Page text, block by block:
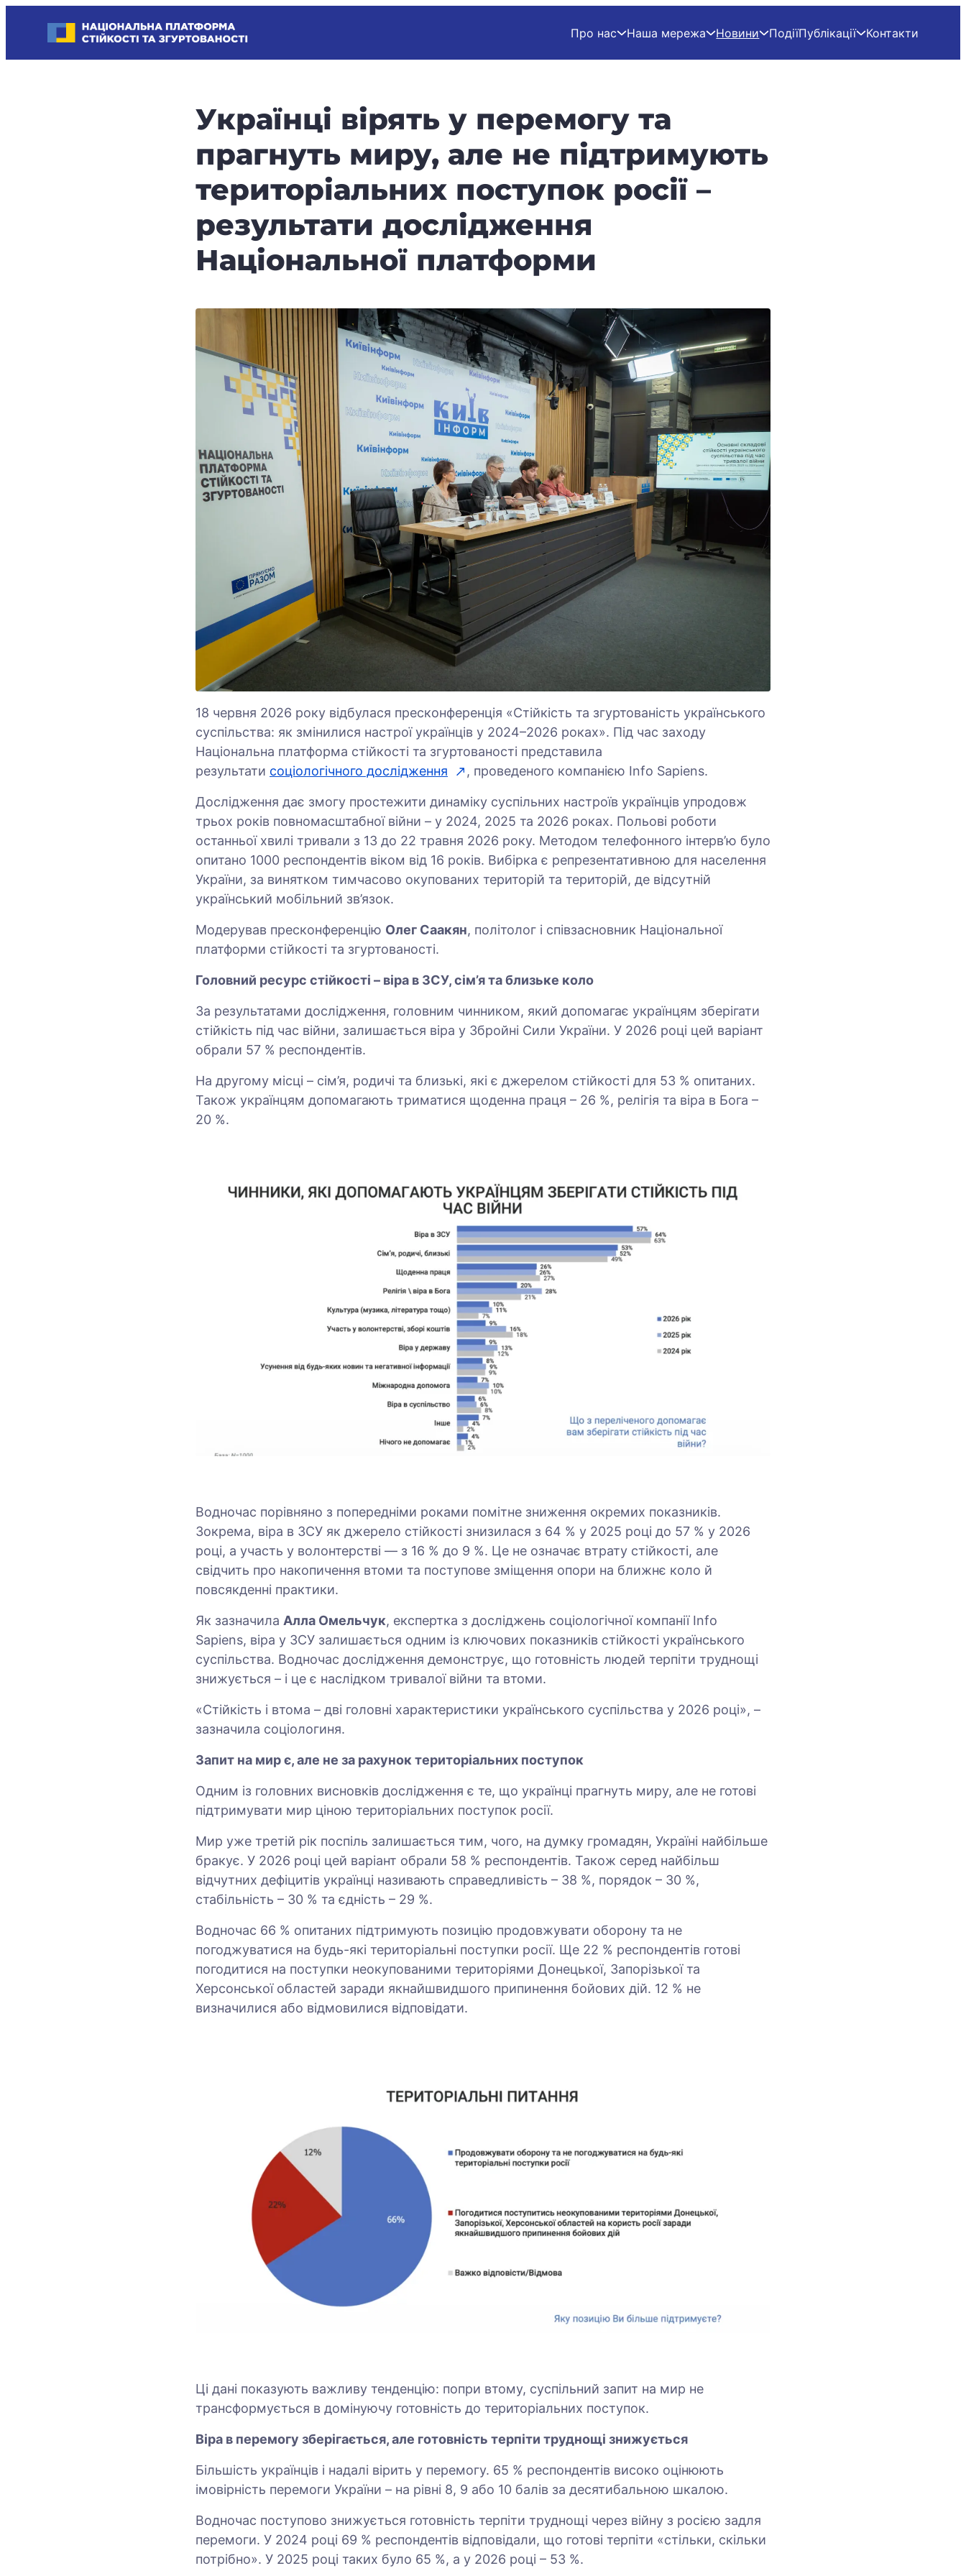
content
Національна платформа стійкості та згуртованості Про нас Наша мережа Новини ПодіїПублікації Контакти
Українці вірять у перемогу та
прагнуть миру, але не підтримують
територіальних поступок росії –
результати дослідження
Національної платформи
18 червня 2026 року відбулася пресконференція «Стійкість та згуртованість українського
суспільства: як змінилися настрої українців у 2024–2026 роках». Під час заходу
Національна платформа стійкості та згуртованості представила
результати соціологічного дослідження , проведеного компанією Info Sapiens.
Дослідження дає змогу простежити динаміку суспільних настроїв українців упродовж
трьох років повномасштабної війни – у 2024, 2025 та 2026 роках. Польові роботи
останньої хвилі тривали з 13 до 22 травня 2026 року. Методом телефонного інтерв’ю було
опитано 1000 респондентів віком від 16 років. Вибірка є репрезентативною для населення
України, за винятком тимчасово окупованих територій та територій, де відсутній
український мобільний зв’язок.
Модерував пресконференцію Олег Саакян, політолог і співзасновник Національної
платформи стійкості та згуртованості.
Головний ресурс стійкості – віра в ЗСУ, сім’я та близьке коло
За результатами дослідження, головним чинником, який допомагає українцям зберігати
стійкість під час війни, залишається віра у Збройні Сили України. У 2026 році цей варіант
обрали 57 % респондентів.
На другому місці – сім’я, родичі та близькі, які є джерелом стійкості для 53 % опитаних.
Також українцям допомагають триматися щоденна праця – 26 %, релігія та віра в Бога –
20 %.
Водночас порівняно з попередніми роками помітне зниження окремих показників.
Зокрема, віра в ЗСУ як джерело стійкості знизилася з 64 % у 2025 році до 57 % у 2026
році, а участь у волонтерстві — з 16 % до 9 %. Це не означає втрату стійкості, але
свідчить про накопичення втоми та поступове зміщення опори на ближнє коло й
повсякденні практики.
Як зазначила Алла Омельчук, експертка з досліджень соціологічної компанії Info
Sapiens, віра у ЗСУ залишається одним із ключових показників стійкості українського
суспільства. Водночас дослідження демонструє, що готовність людей терпіти труднощі
знижується – і це є наслідком тривалої війни та втоми.
«Стійкість і втома – дві головні характеристики українського суспільства у 2026 році», –
зазначила соціологиня.
Запит на мир є, але не за рахунок територіальних поступок
Одним із головних висновків дослідження є те, що українці прагнуть миру, але не готові
підтримувати мир ціною територіальних поступок росії.
Мир уже третій рік поспіль залишається тим, чого, на думку громадян, Україні найбільше
бракує. У 2026 році цей варіант обрали 58 % респондентів. Також серед найбільш
відчутних дефіцитів українці називають справедливість – 38 %, порядок – 30 %,
стабільність – 30 % та єдність – 29 %.
Водночас 66 % опитаних підтримують позицію продовжувати оборону та не
погоджуватися на будь-які територіальні поступки росії. Ще 22 % респондентів готові
погодитися на поступки неокупованими територіями Донецької, Запорізької та
Херсонської областей заради якнайшвидшого припинення бойових дій. 12 % не
визначилися або відмовилися відповідати.
Ці дані показують важливу тенденцію: попри втому, суспільний запит на мир не
трансформується в домінуючу готовність до територіальних поступок.
Віра в перемогу зберігається, але готовність терпіти труднощі знижується
Більшість українців і надалі вірить у перемогу. 65 % респондентів високо оцінюють
імовірність перемоги України – на рівні 8, 9 або 10 балів за десятибальною шкалою.
Водночас поступово знижується готовність терпіти труднощі через війну з росією задля
перемоги. У 2024 році 69 % респондентів відповідали, що готові терпіти «стільки, скільки
потрібно». У 2025 році таких було 65 %, а у 2026 році – 53 %.